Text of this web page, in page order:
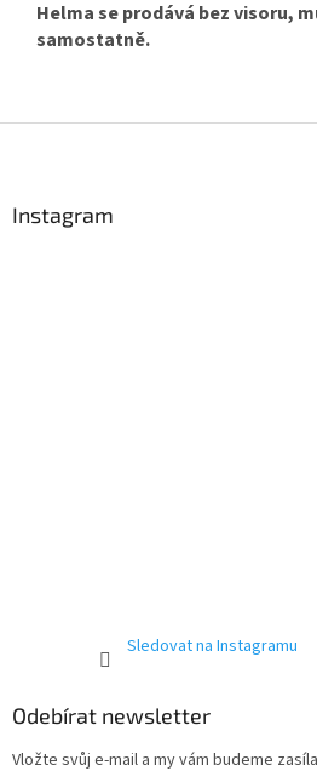
Helma se prodává bez visoru,
samostatně.
Instagram
Sledovat na Instagramu
Odebírat newsletter
Vložte svůj e-mail a my vám budeme